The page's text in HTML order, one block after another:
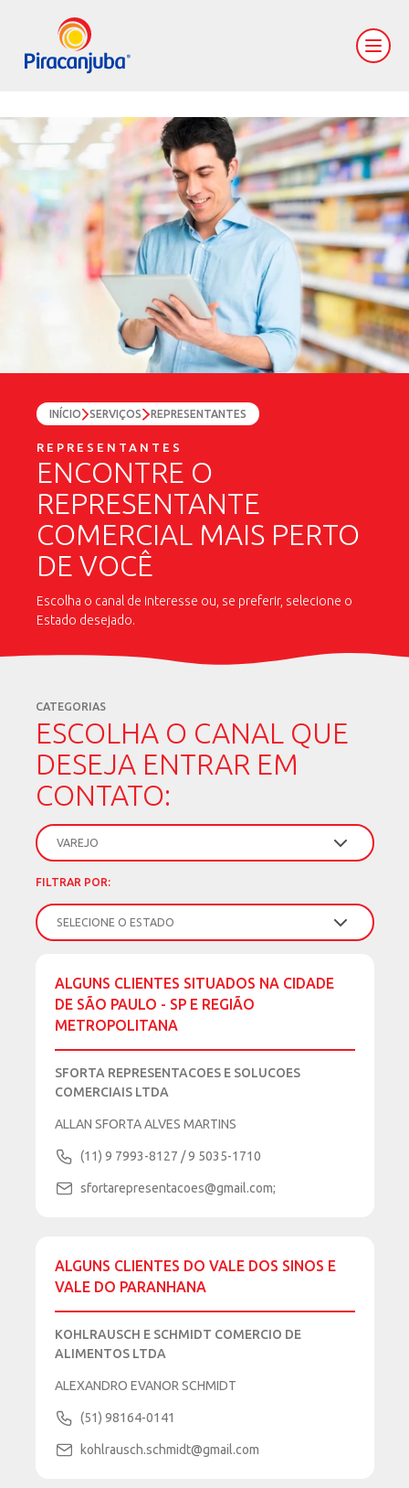
INÍCIO SERVIÇOS REPRESENTANTES
REPRESENTANTES
ENCONTRE O
REPRESENTANTE
COMERCIAL MAIS PERTO
DE VOCÊ
Escolha o canal de interesse ou, se preferir, selecione o
Estado desejado.
CATEGORIAS
ESCOLHA O CANAL QUE
DESEJA ENTRAR EM
CONTATO:
FILTRAR POR:
ALGUNS CLIENTES SITUADOS NA CIDADE
DE SÃO PAULO - SP E REGIÃO
METROPOLITANA
SFORTA REPRESENTACOES E SOLUCOES
COMERCIAIS LTDA
ALLAN SFORTA ALVES MARTINS
(11) 9 7993-8127 / 9 5035-1710
sfortarepresentacoes@gmail.com;
ALGUNS CLIENTES DO VALE DOS SINOS E
VALE DO PARANHANA
KOHLRAUSCH E SCHMIDT COMERCIO DE
ALIMENTOS LTDA
ALEXANDRO EVANOR SCHMIDT
(51) 98164-0141
kohlrausch.schmidt@gmail.com